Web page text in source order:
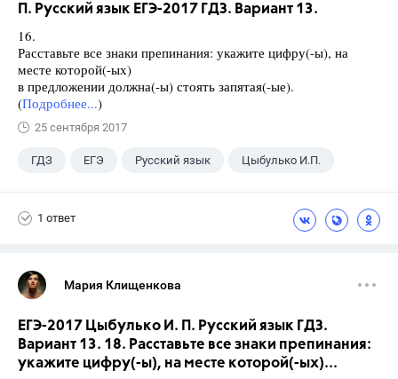
П. Русский язык ЕГЭ-2017 ГДЗ. Вариант 13.
16.
Расставьте все знаки препинания: укажите цифру(-ы), на
месте которой(-ых)
в предложении должна(-ы) стоять запятая(-ые).
(Подробнее...)
25 сентября 2017
ГДЗ ЕГЭ Русский язык Цыбулько И.П.
1 ответ
Мария Клищенкова
ЕГЭ-2017 Цыбулько И. П. Русский язык ГДЗ.
Вариант 13. 18. Расставьте все знаки препинания:
укажите цифру(-ы), на месте которой(-ых)...